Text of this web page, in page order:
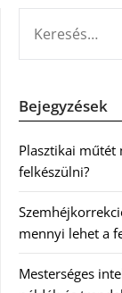
Bejegyzések
Plasztikai műtét
felkészülni?
mennyi lehet a
Mesterséges